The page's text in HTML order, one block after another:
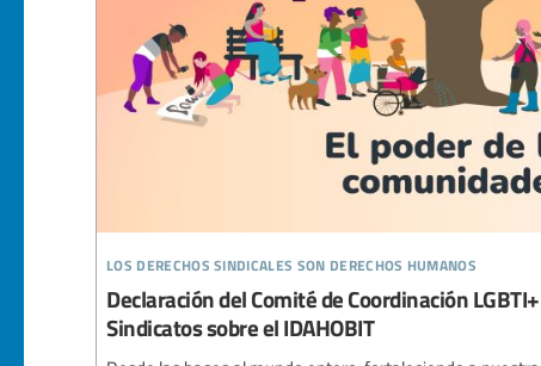
los derechos sindicales son derechos humanos
Declaración del Comité de Coordinación
Sindicatos sobre el IDAHOBIT